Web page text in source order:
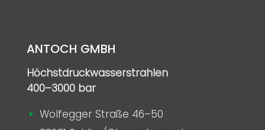
ANTOCH GMBH
Höchstdruckwasserstrahlen
400–3000 bar
Wolfegger Straße 46–50